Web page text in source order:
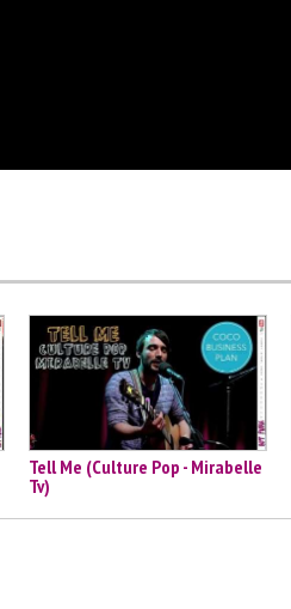
Tell Me (Culture Pop - Mirabelle
Tv)